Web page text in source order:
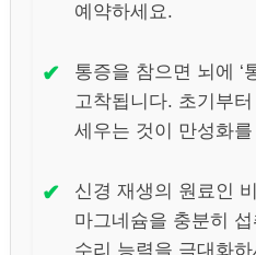
예약하세요.
✔
통증을 참으면 뇌에 ‘
고착됩니다. 초기부
세우는 것이 만성화
✔
신경 재생의 원료인
마그네슘을 충분히
수리 능력을 극대화